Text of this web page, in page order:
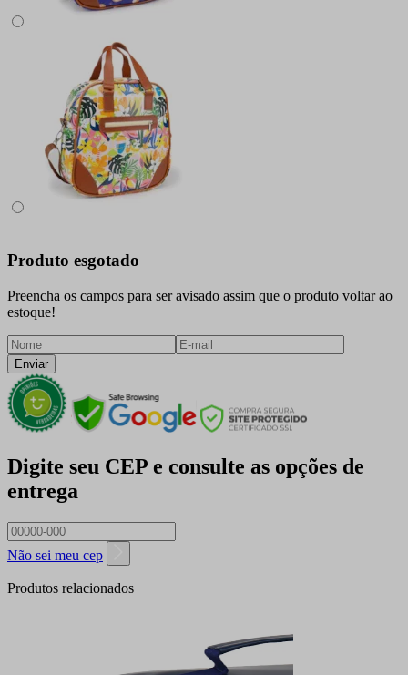
Produto esgotado
Preencha os campos para ser avisado assim que o produto voltar ao
estoque!
Enviar
Digite seu CEP e consulte as opções de
entrega
Não sei meu cep
Produtos relacionados